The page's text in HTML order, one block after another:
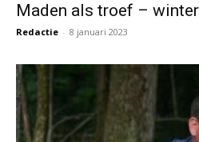
Maden als troef –
Redactie - 8 januari 2023